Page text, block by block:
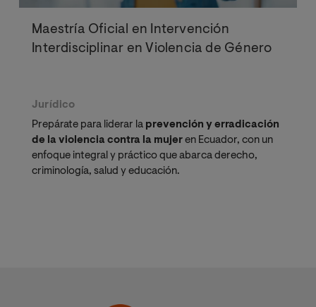
Maestría Oficial en Intervención
Interdisciplinar en Violencia de Género
Jurídico
Prepárate para liderar la prevención y erradicación
de la violencia contra la mujer en Ecuador, con un
enfoque integral y práctico que abarca derecho,
criminología, salud y educación.